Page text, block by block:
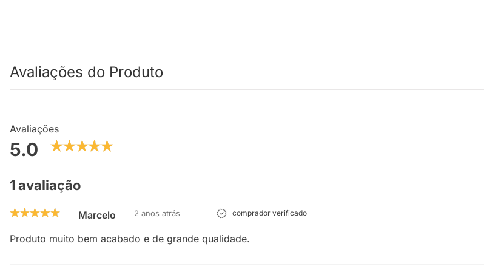
Avaliações do Produto
Avaliações
5.0
1 avaliação
Marcelo 2 anos atrás comprador verificado
Produto muito bem acabado e de grande qualidade.